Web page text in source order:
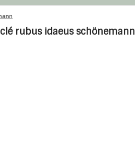
rubus idaeus schönemann